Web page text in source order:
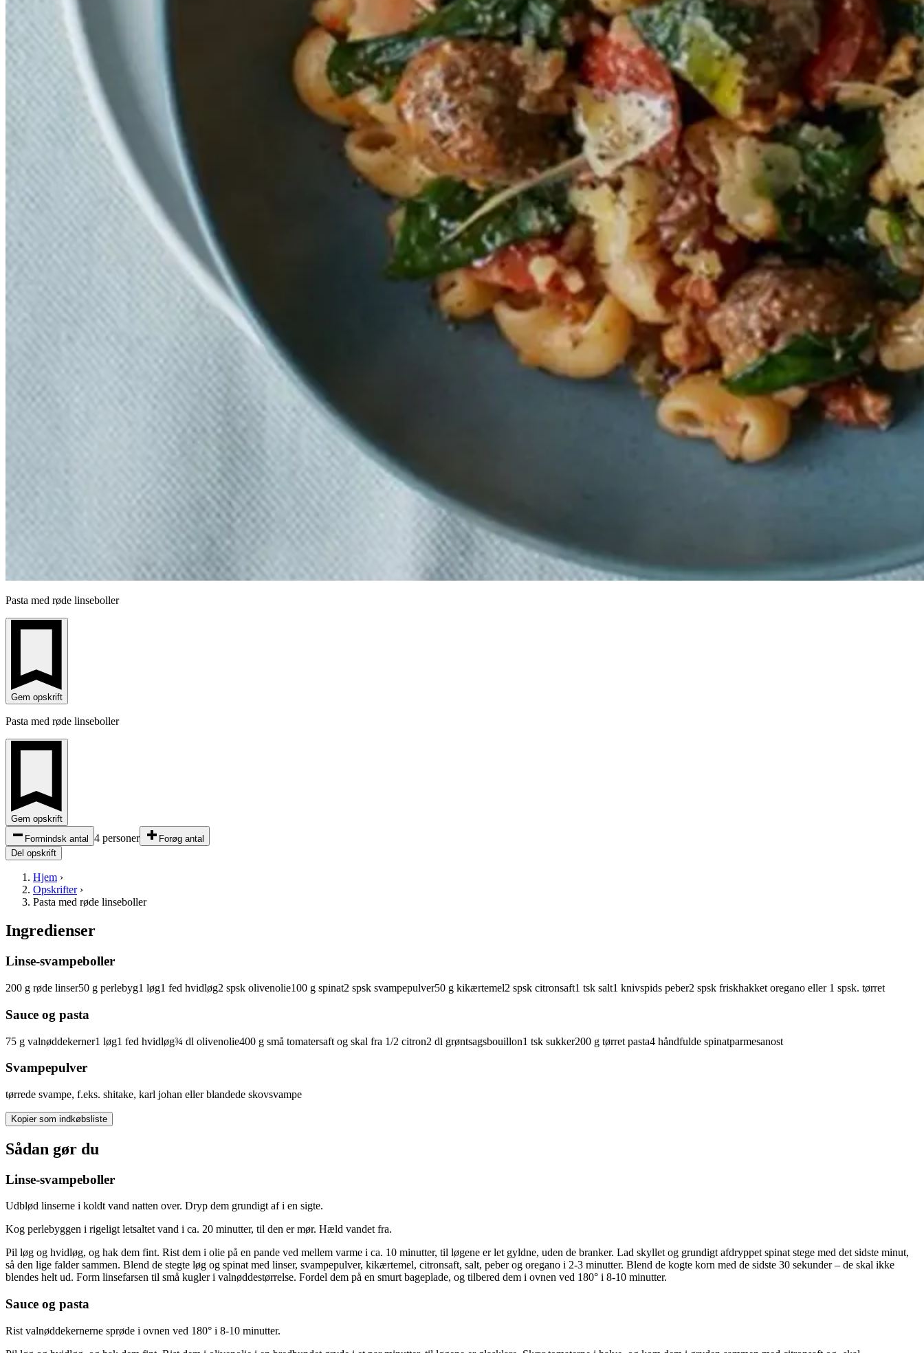
Pasta med røde linseboller
Gem opskrift
Pasta med røde linseboller
Gem opskrift
Formindsk antal 4 personer
Forøg antal
Del opskrift
Hjem ›
Opskrifter›
Pasta med røde linseboller
Ingredienser
Linse-svampeboller
200 g røde linser50 g perlebyg1 løg1 fed hvidløg2 spsk olivenolie100 g spinat2 spsk svampepulver50 g kikærtemel2 spsk citronsaft1 tsk salt1 knivspids peber2 spsk friskhakket oregano eller 1 spsk. tørret
Sauce og pasta
75 g valnøddekerner1 løg1 fed hvidløg¾ dl olivenolie400 g små tomatersaft og skal fra 1/2 citron2 dl grøntsagsbouillon1 tsk sukker200 g tørret pasta4 håndfulde spinatparmesanost
Svampepulver
tørrede svampe, f.eks. shitake, karl johan eller blandede skovsvampe
Kopier som indkøbsliste
Sådan gør du
Linse-svampeboller
Udblød linserne i koldt vand natten over. Dryp dem grundigt af i en sigte.
Kog perlebyggen i rigeligt letsaltet vand i ca. 20 minutter, til den er mør. Hæld vandet fra.
Pil løg og hvidløg, og hak dem fint. Rist dem i olie på en pande ved mellem varme i ca. 10 minutter, til løgene er let gyldne, uden de branker. Lad skyllet og grundigt afdryppet spinat stege med det sidste minut,
så den lige falder sammen. Blend de stegte løg og spinat med linser, svampepulver, kikærtemel, citronsaft, salt, peber og oregano i 2-3 minutter. Blend de kogte korn med de sidste 30 sekunder – de skal ikke
blendes helt ud. Form linsefarsen til små kugler i valnøddestørrelse. Fordel dem på en smurt bageplade, og tilbered dem i ovnen ved 180° i 8-10 minutter.
Sauce og pasta
Rist valnøddekernerne sprøde i ovnen ved 180° i 8-10 minutter.